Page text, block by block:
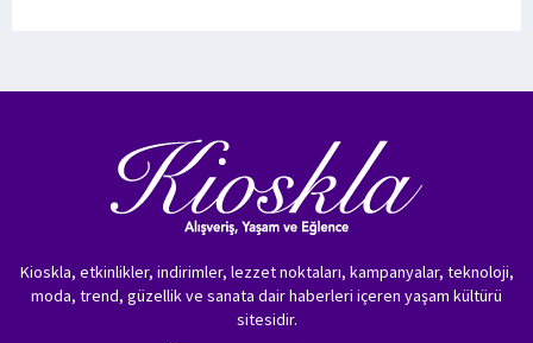
Kioskla, etkinlikler, indirimler, lezzet noktaları, kampanyalar, teknoloji,
moda, trend, güzellik ve sanata dair haberleri içeren yaşam kültürü
sitesidir.